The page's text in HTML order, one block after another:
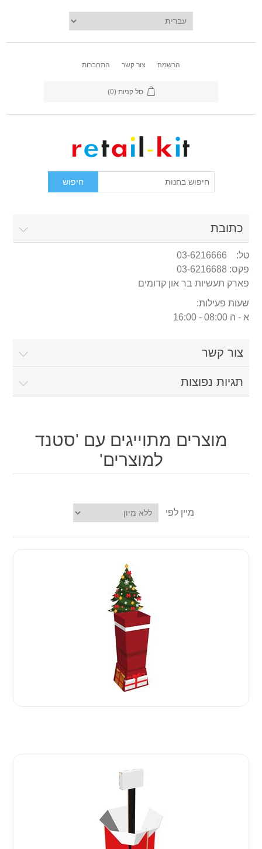
הרשמה צור קשר התחברות
סל קניות (0)
כתובת
טל: 03-6216666
פקס: 03-6216688
פארק תעשיות בר און קדומים
שעות פעילות:
א - ה 08:00 - 16:00
צור קשר
תגיות נפוצות
מוצרים מתוייגים עם 'סטנד
למוצרים'
מיין לפי